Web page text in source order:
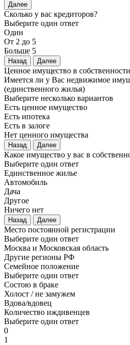
Далее
Сколько у вас кредиторов?
Выберите один ответ
Один
От 2 до 5
Больше 5
Назад Далее
Ценное имущество в собственности
Имеется ли у Вас недвижимое
(единственного жилья)
Выберите несколько вариантов
Есть ценное имущество
Есть ипотека
Есть в залоге
Нет ценного имущества
Назад Далее
Какое имущество у вас в
Выберите один ответ
Единственное жилье
Автомобиль
Дача
Другое
Ничего нет
Назад Далее
Место постоянной регистрации
Выберите один ответ
Москва и Московская область
Другие регионы РФ
Семейное положение
Выберите один ответ
Состою в браке
Холост / не замужем
Вдова/вдовец
Количество иждивенцев
Выберите один ответ
0
1